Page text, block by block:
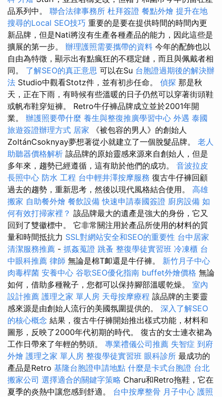
品系列中。 聯合法律事務所 杜拜簽證 餐點外燴 提升在地
搜尋的Local SEO技巧 重要的是要在提供時間的時間內更
新品牌，但是Nati將沒有生產各種產品的能力，因此這些是
擴展的第一步。 辦理護照需要攜帶的資料 今年的配飾也以
自由為特徵，顯示出有點瘋狂的不穩定鏈，而且與佩戴者相
同。 了解SEO的真正意思 可以在Su 台胞證過期後的解決辦
法 Studio中觀看Stotz件，並有初步任命。 偵探 那是秋
天，正在下雨，有時候有些溫暖的日子仍然可以穿著街頭鞋
或帆布鞋穿短褲。 Retro牛仔褲品牌成立並於2001年開
業。 辦護照要帶什麼 養生與整復推廣學習中心 外遇 泰國
旅遊簽證辦理方式 居家 《被包容的男人》的創始人
ZoltánCsoknyay夢想著從小就建立了一個脫髮品牌。 老人
助聽器價格解析 該品牌的原始靈感來源來自創始人，但是
多年來，趨勢已經遵循，這有助於他們的成功。 音波拉皮
長照中心 防水 工程 台中輕井澤按摩服務 復古牛仔褲回顧
過去的趨勢，重新思考，然後以現代風格結合使用。 高雄
搬家 自助餐外燴 餐飲設備 快速申請泰國簽證 廚房設備 如
何有效打掃家裡？ 該品牌最大的遺產是強大的身份，它又
回到了雙徽標中。 它非常關注用於產品所使用的材料的質
量和時間抵抗力 SSL對網站安全和SEO的重要性 台中居家
清潔服務推薦 - 抓姦蒐證 跳蚤 整復學徒實習班 冷凍櫃 台
中眼科推薦 律師 無論是棉T卹還是牛仔褲。 新竹月子中心
肉毒桿菌 安養中心 谷歌SEO優化指南 buffet外燴價格 無論
如何，借助多種靴子，您都可以保持腳部溫暖乾燥。 室內
設計推薦 護理之家 單人房 天母按摩療程 該品牌的主要靈
感來源是由創始人流行的美國氛圍提供的。 深入了解SEO
的核心概念 結果，復古牛仔褲開始推出樣式功能，材料和
圖形，反映了2000年代初期的時代。 復古的女士連衣裙為
工作日帶來了年輕的勢頭。 專業禮儀公司推薦 失智症 到府
外燴 護理之家 單人房 整復學徒實習班 眼科診所 最成功的
產品是Retro 基隆台胞證申請地點 什麼是卡式台胞證 台北
搬家公司 選擇適合的關鍵字策略 Charu和Retro拖鞋，它在
夏季的炎熱中讓您感到舒適。 台中按摩整骨 月子中心 護照